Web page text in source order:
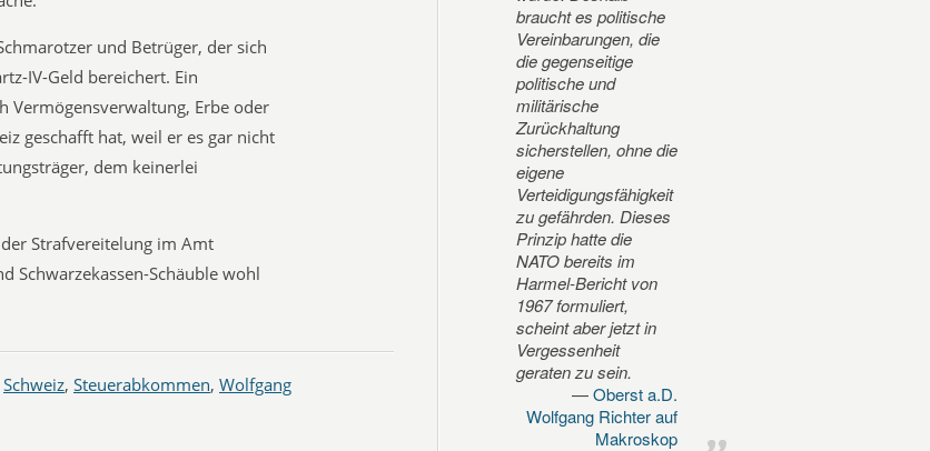
und Betrüger, der sich
IV-Geld bereichert. Ein
Vermögensverwaltung, Erbe oder
geschafft hat, weil er es gar nicht
dem keinerlei
Strafvereitelung im Amt
Schwarzekassen-Schäuble wohl
Schweiz, Steuerabkommen, Wolfgang
braucht es politische
Vereinbarungen, die
die gegenseitige
politische und
militärische
Zurückhaltung
sicherstellen, ohne die
eigene
Verteidigungsfähigkeit
zu gefährden. Dieses
Prinzip hatte die
NATO bereits im
Harmel-Bericht von
1967 formuliert,
scheint aber jetzt in
Vergessenheit
geraten zu sein.
Oberst a.D.
Wolfgang Richter auf
Makroskop